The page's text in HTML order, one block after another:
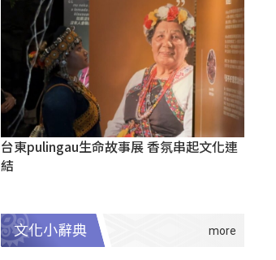
台東pulingau生命故事展 香氛串起文化連
結
文化小辭典